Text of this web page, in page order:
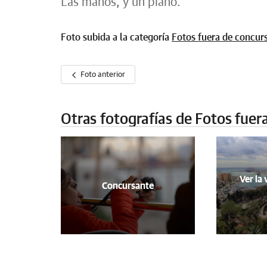
Las manos, y un piano.
Foto subida a la categoría Fotos fuera de
Foto anterior
Otras fotografías de Fotos
Concursante
Ver la